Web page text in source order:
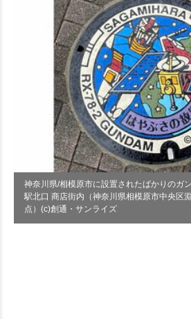
神奈川県/相模原市に設置されたばかりのガ
駅北口 商店街内（神奈川県相模原市中央区
点）(c)創通・サンライズ